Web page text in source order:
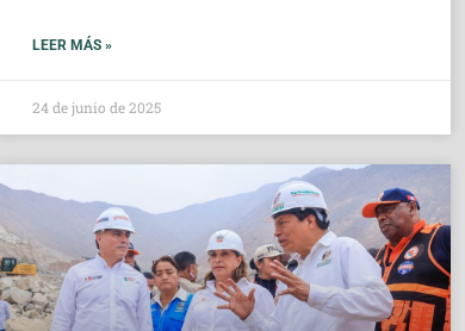
LEER MÁS »
24 de junio de 2025